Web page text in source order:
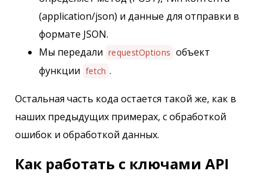
(application/json) и данные для отправки в
формате JSON.
Мы передали requestOptions объект
функции fetch .
Остальная часть кода остается такой же, как в
наших предыдущих примерах, с обработкой
ошибок и обработкой данных.
Как работать с ключами API